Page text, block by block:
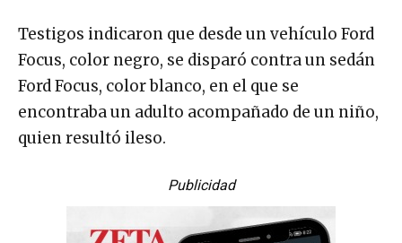
Testigos indicaron que desde un vehículo Ford
Focus, color negro, se disparó contra un sedán
Ford Focus, color blanco, en el que se
encontraba un adulto acompañado de un niño,
quien resultó ileso.
Publicidad